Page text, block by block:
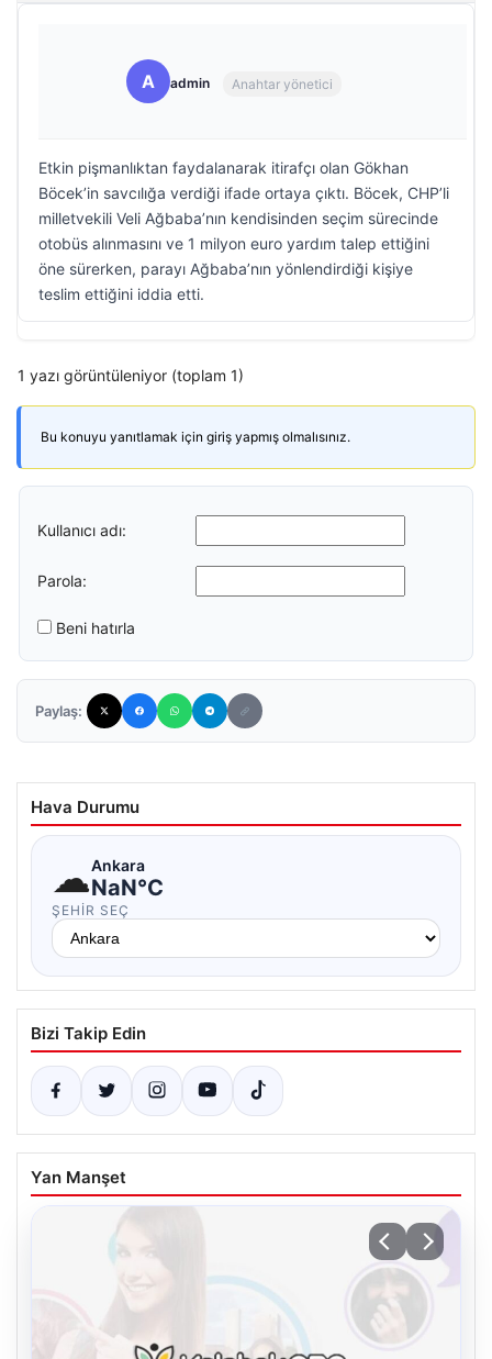
A admin Anahtar yönetici
Etkin pişmanlıktan faydalanarak itirafçı olan Gökhan
Böcek’in savcılığa verdiği ifade ortaya çıktı. Böcek, CHP’li
milletvekili Veli Ağbaba’nın kendisinden seçim sürecinde
otobüs alınmasını ve 1 milyon euro yardım talep ettiğini
öne sürerken, parayı Ağbaba’nın yönlendirdiği kişiye
teslim ettiğini iddia etti.
1 yazı görüntüleniyor (toplam 1)
Bu konuyu yanıtlamak için giriş yapmış olmalısınız.
Kullanıcı adı:
Parola:
Beni hatırla
Paylaş:
Hava Durumu
☁Ankara
NaN°C
ŞEHIR SEÇ
Bizi Takip Edin
Yan Manşet